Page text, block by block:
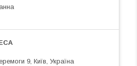
9, Київ, Україна